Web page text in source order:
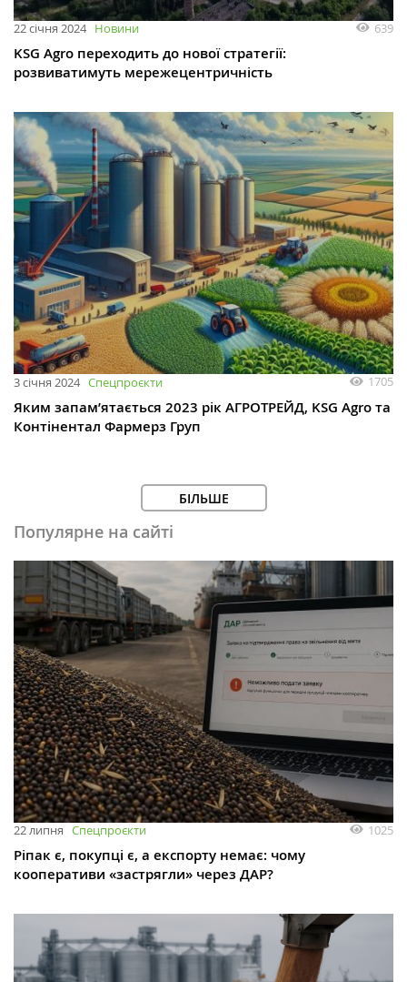
22 січня 2024 Новини 639
KSG Agro переходить до нової стратегії:
розвиватимуть мережецентричність
3 січня 2024 Спецпроєкти 1705
Яким запам’ятається 2023 рік АГРОТРЕЙД, KSG Agro та
Контінентал Фармерз Груп
БІЛЬШЕ
Популярне на сайті
22 липня Спецпроєкти 1025
Ріпак є, покупці є, а експорту немає: чому
кооперативи «застрягли» через ДАР?